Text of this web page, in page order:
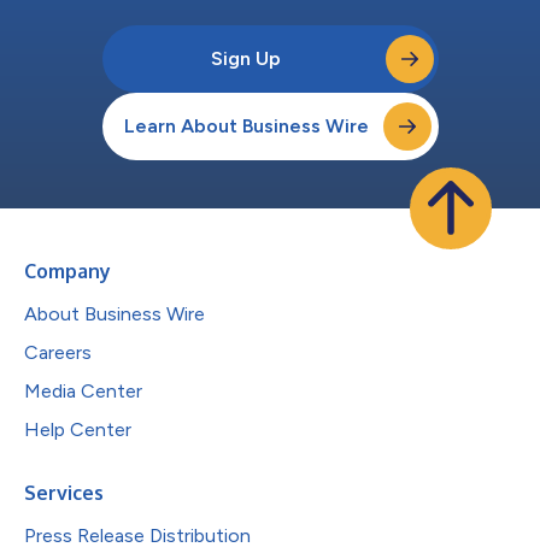
Sign Up
Learn About Business Wire
Company
About Business Wire
Careers
Media Center
Help Center
Services
Press Release Distribution